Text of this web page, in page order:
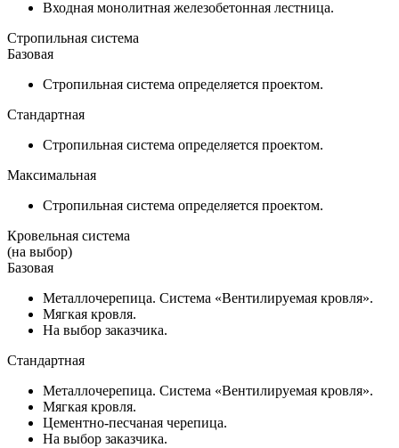
Входная монолитная железобетонная лестница.
Стропильная система
Базовая
Стропильная система определяется проектом.
Стандартная
Стропильная система определяется проектом.
Максимальная
Стропильная система определяется проектом.
Кровельная система
(на выбор)
Базовая
Металлочерепица. Система «Вентилируемая кровля».
Мягкая кровля.
На выбор заказчика.
Стандартная
Металлочерепица. Система «Вентилируемая кровля».
Мягкая кровля.
Цементно-песчаная черепица.
На выбор заказчика.